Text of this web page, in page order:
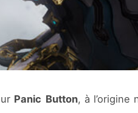
Panic Button, à l’origine